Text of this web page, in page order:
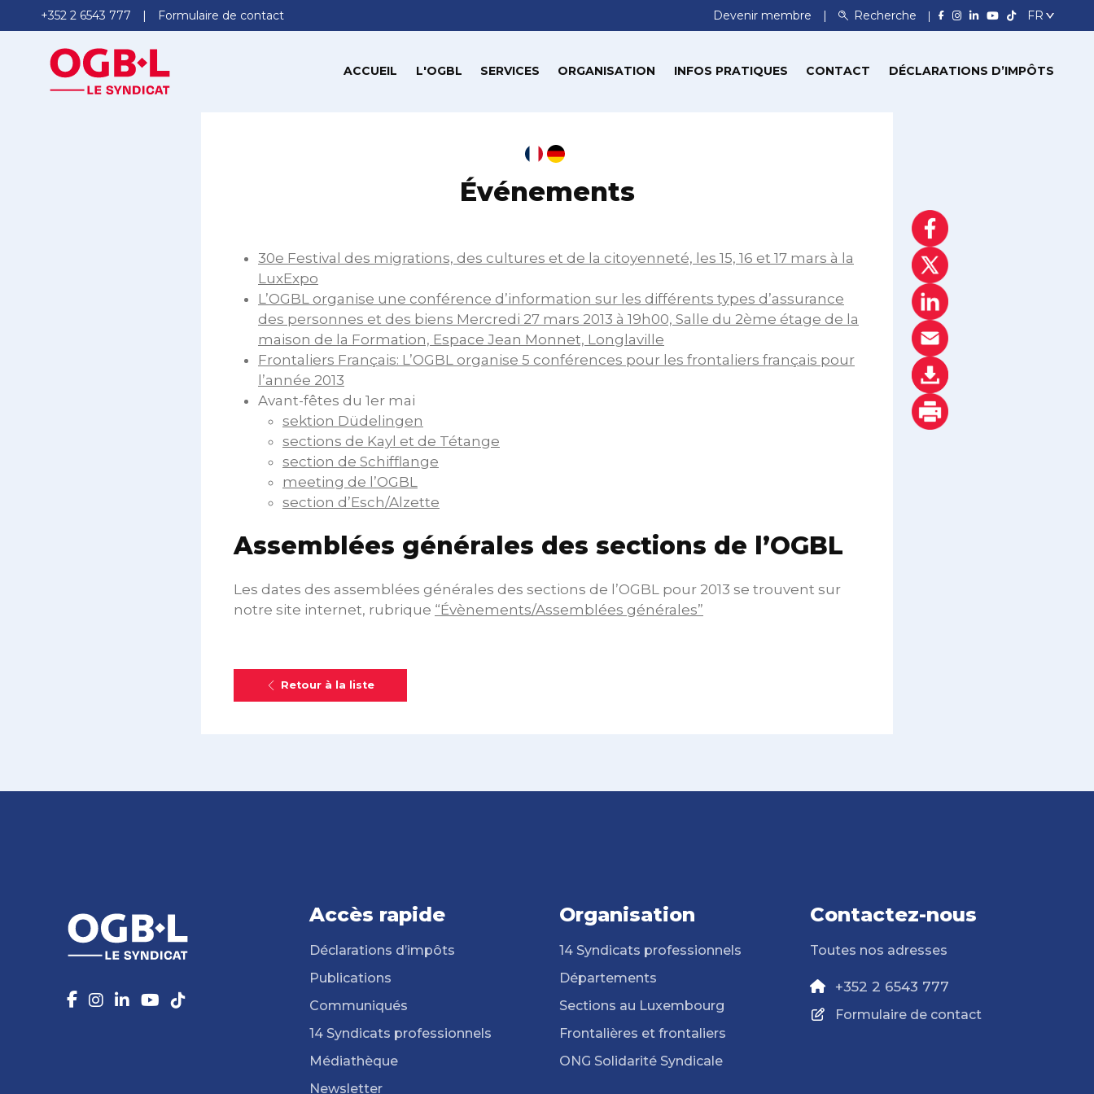
+352 2 6543 777 Formulaire de contact Devenir membre Recherche
ACCUEIL L'OGBL SERVICES ORGANISATION INFOS PRATIQUES CONTACT DÉCLARATIONS D’IMPÔTS
Événements
30e Festival des migrations, des cultures et de la citoyenneté, les 15, 16 et 17 mars à la
LuxExpo
L’OGBL organise une conférence d’information sur les différents types d’assurance
des personnes et des biens Mercredi 27 mars 2013 à 19h00, Salle du 2ème étage de la
maison de la Formation, Espace Jean Monnet, Longlaville
Frontaliers Français: L’OGBL organise 5 conférences pour les frontaliers français pour
l’année 2013
Avant-fêtes du 1er mai
sektion Düdelingen
sections de Kayl et de Tétange
section de Schifflange
meeting de l’OGBL
section d’Esch/Alzette
Assemblées générales des sections de l’OGBL
Les dates des assemblées générales des sections de l’OGBL pour 2013 se trouvent sur
notre site internet, rubrique “Évènements/Assemblées générales”
Retour à la liste
Accès rapide
Déclarations d’impôts
Publications
Communiqués
14 Syndicats professionnels
Médiathèque
Newsletter
Organisation
14 Syndicats professionnels
Départements
Sections au Luxembourg
Frontalières et frontaliers
ONG Solidarité Syndicale
Contactez-nous
Toutes nos adresses
+352 2 6543 777
Formulaire de contact